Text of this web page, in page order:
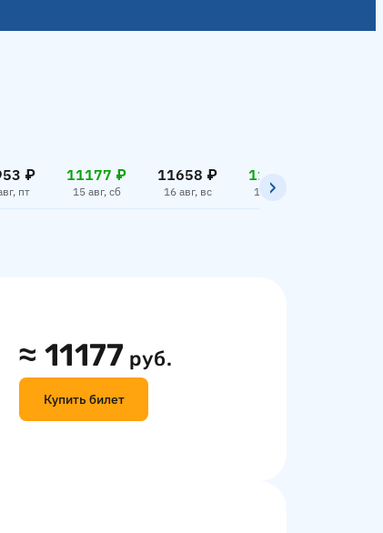
₽
пт
11177 ₽
15 авг, сб
11658 ₽
16 авг, вс
11177 ₽
17 авг, пн
≈11177 руб.
Купить билет